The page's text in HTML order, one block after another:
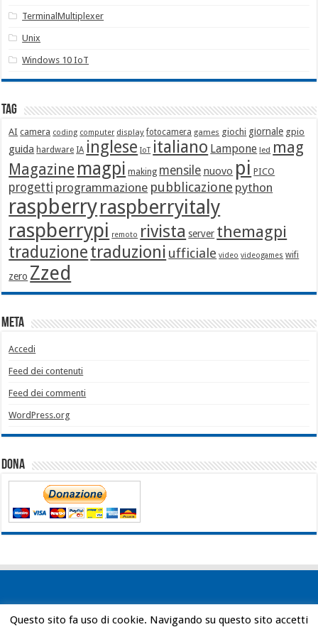
TerminalMultiplexer
Unix
Windows 10 IoT
Tag
AI camera coding computer display fotocamera games giochi giornale gpio
guida hardware IA inglese IoT italiano Lampone led mag
Magazine magpi making mensile nuovo pi PICO
progetti programmazione pubblicazione python
raspberryraspberryitaly
raspberrypi remoto rivista server themagpi
traduzionetraduzioni ufficiale video videogames wifi
zero Zzed
Meta
Accedi
Feed dei contenuti
Feed dei commenti
WordPress.org
Dona
Powered by WordPress| Designed by Bob Vann
Questo sito fa uso di cookie. Navigando su questo sito accetti